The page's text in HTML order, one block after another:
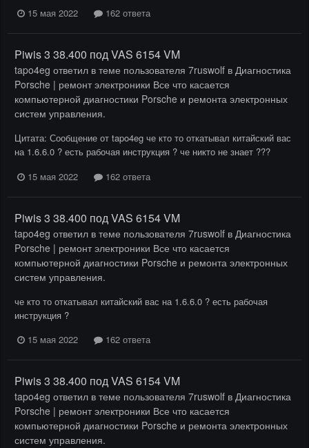
15 мая 2022
162 ответа
Piwis 3 38.400 под VAS 6154 VM
tapo4eg ответил в теме пользователя 7ruswolf в Диагностика
Porsche | ремонт электроники Все что касается
компьютерной диагностики Porsche и ремонта электронных
систем управления.
Цитата: Сообщение от tapo4eg че кто то откатывал китайский вас
на 1.6.6.0 ? есть рабочая инструкция ? че никто не знает ???
15 мая 2022
162 ответа
Piwis 3 38.400 под VAS 6154 VM
tapo4eg ответил в теме пользователя 7ruswolf в Диагностика
Porsche | ремонт электроники Все что касается
компьютерной диагностики Porsche и ремонта электронных
систем управления.
че кто то откатывал китайский вас на 1.6.6.0 ? есть рабочая
инструкция ?
15 мая 2022
162 ответа
Piwis 3 38.400 под VAS 6154 VM
tapo4eg ответил в теме пользователя 7ruswolf в Диагностика
Porsche | ремонт электроники Все что касается
компьютерной диагностики Porsche и ремонта электронных
систем управления.